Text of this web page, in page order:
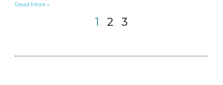
Read More »
1 2 3